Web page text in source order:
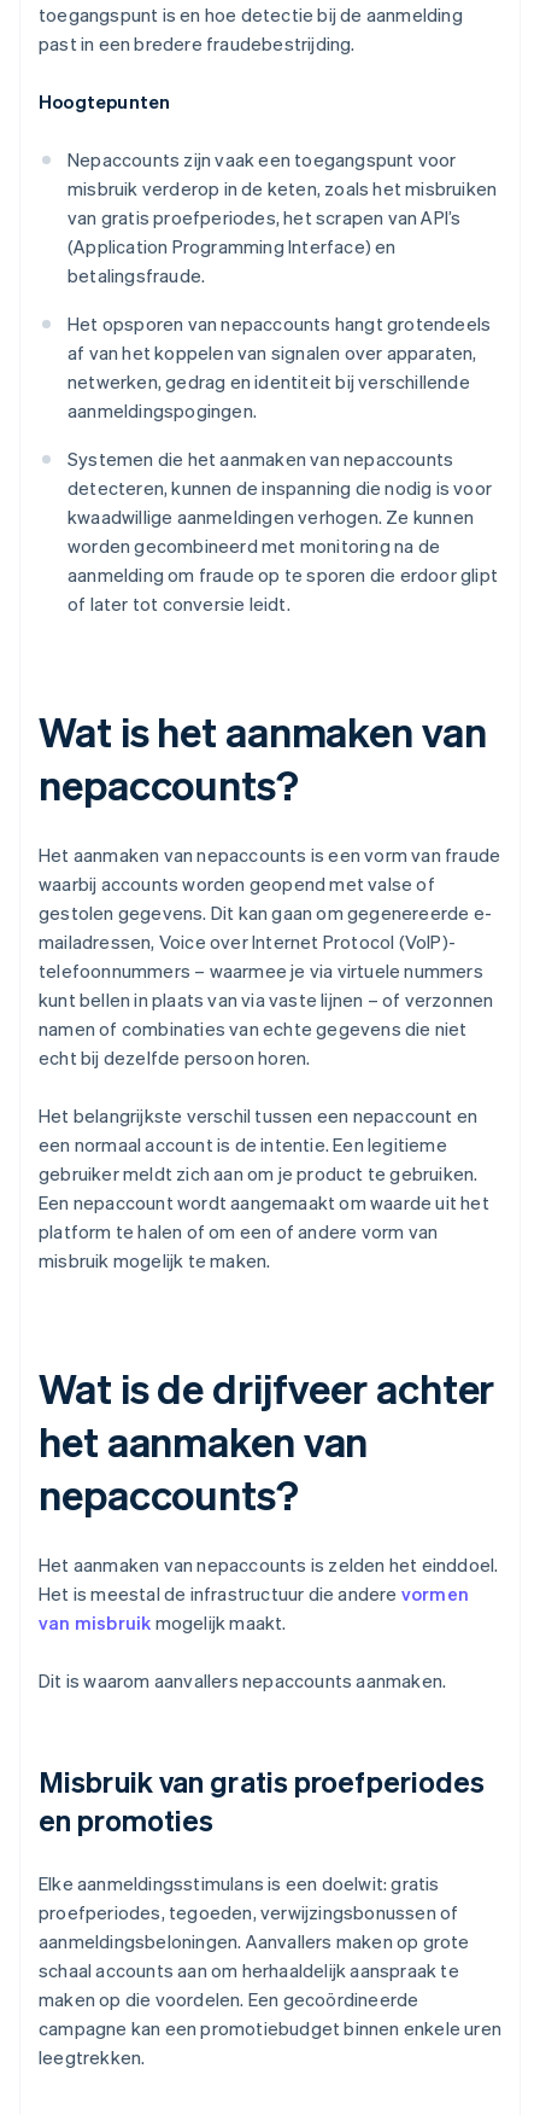
toegangspunt is en hoe detectie bij de aanmelding
past in een bredere fraudebestrijding.
Hoogtepunten
Nepaccounts zijn vaak een toegangspunt voor
misbruik verderop in de keten, zoals het misbruiken
van gratis proefperiodes, het scrapen van API’s
(Application Programming Interface) en
betalingsfraude.
Het opsporen van nepaccounts hangt grotendeels
af van het koppelen van signalen over apparaten,
netwerken, gedrag en identiteit bij verschillende
aanmeldingspogingen.
Systemen die het aanmaken van nepaccounts
detecteren, kunnen de inspanning die nodig is voor
kwaadwillige aanmeldingen verhogen. Ze kunnen
worden gecombineerd met monitoring na de
aanmelding om fraude op te sporen die erdoor glipt
of later tot conversie leidt.
Wat is het aanmaken van
nepaccounts?
Het aanmaken van nepaccounts is een vorm van fraude
waarbij accounts worden geopend met valse of
gestolen gegevens. Dit kan gaan om gegenereerde e-
mailadressen, Voice over Internet Protocol (VoIP)-
telefoonnummers – waarmee je via virtuele nummers
kunt bellen in plaats van via vaste lijnen – of verzonnen
namen of combinaties van echte gegevens die niet
echt bij dezelfde persoon horen.
Het belangrijkste verschil tussen een nepaccount en
een normaal account is de intentie. Een legitieme
gebruiker meldt zich aan om je product te gebruiken.
Een nepaccount wordt aangemaakt om waarde uit het
platform te halen of om een of andere vorm van
misbruik mogelijk te maken.
Wat is de drijfveer achter
het aanmaken van
nepaccounts?
Het aanmaken van nepaccounts is zelden het einddoel.
Het is meestal de infrastructuur die andere vormen
van misbruik mogelijk maakt.
Dit is waarom aanvallers nepaccounts aanmaken.
Misbruik van gratis proefperiodes
en promoties
Elke aanmeldingsstimulans is een doelwit: gratis
proefperiodes, tegoeden, verwijzingsbonussen of
aanmeldingsbeloningen. Aanvallers maken op grote
schaal accounts aan om herhaaldelijk aanspraak te
maken op die voordelen. Een gecoördineerde
campagne kan een promotiebudget binnen enkele uren
leegtrekken.